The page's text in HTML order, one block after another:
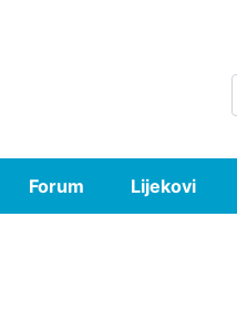
Forum Lijekovi